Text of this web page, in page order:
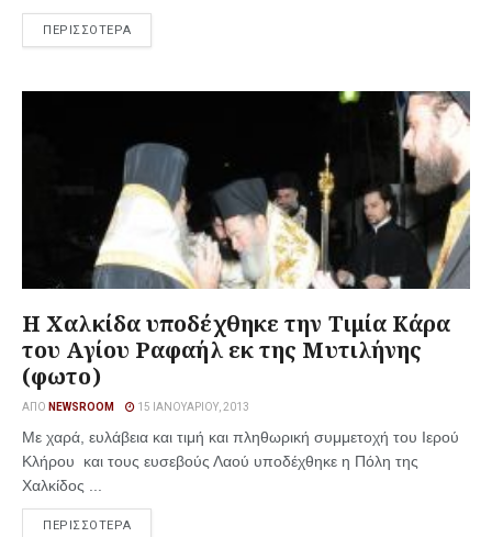
ΠΕΡΙΣΣΟΤΕΡΑ
Η Χαλκίδα υποδέχθηκε την Τιμία Κάρα
του Αγίου Ραφαήλ εκ της Μυτιλήνης
(φωτο)
ΑΠΌ NEWSROOM 15 ΙΑΝΟΥΑΡΊΟΥ, 2013
Με χαρά, ευλάβεια και τιμή και πληθωρική συμμετοχή του Ιερού
Κλήρου και τους ευσεβούς Λαού υποδέχθηκε η Πόλη της
Χαλκίδος ...
ΠΕΡΙΣΣΟΤΕΡΑ